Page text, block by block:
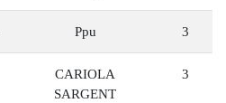
Ppu 3
CARIOLA
SARGENT
3